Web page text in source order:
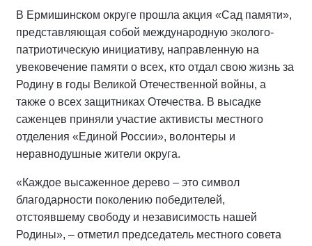
В Ермишинском округе прошла акция «Сад памяти»,
представляющая собой международную эколого-
патриотическую инициативу, направленную на
увековечение памяти о всех, кто отдал свою жизнь за
Родину в годы Великой Отечественной войны, а
также о всех защитниках Отечества. В высадке
саженцев приняли участие активисты местного
отделения «Единой России», волонтеры и
неравнодушные жители округа.
«Каждое высаженное дерево – это символ
благодарности поколению победителей,
отстоявшему свободу и независимость нашей
Родины», – отметил председатель местного совета